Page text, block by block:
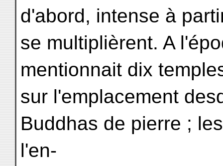
d'abord, intense à
se multiplièrent. A
mentionnait dix
sur l'emplacement
Buddhas de pierre ;
l'en-